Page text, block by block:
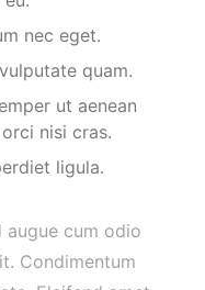
nec eget.
quam.
ut aenean
nisi cras.
ligula.
augue cum odio
Condimentum